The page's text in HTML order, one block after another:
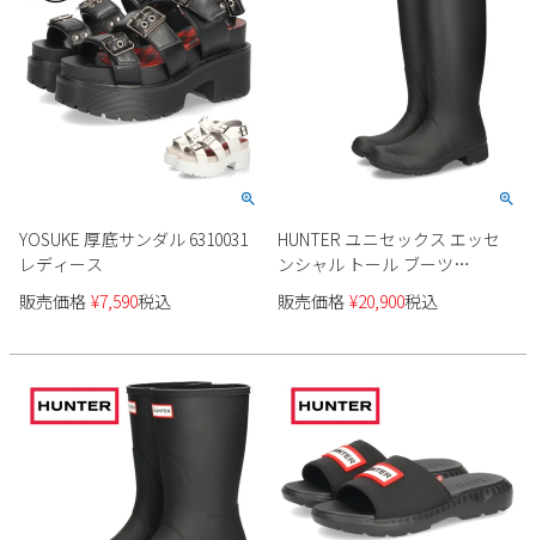
YOSUKE 厚底サンダル 6310031
レディース
販売価格 ¥7,590税込
HUNTER ユニセックス エッセ
ンシャル トール ブーツ
UFT2407RMA レディース
販売価格 ¥20,900税込